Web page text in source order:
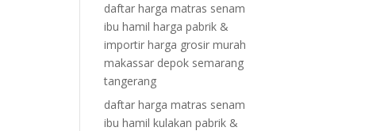
daftar harga matras senam
ibu hamil harga pabrik &
importir harga grosir murah
makassar depok semarang
tangerang
daftar harga matras senam
ibu hamil kulakan pabrik &